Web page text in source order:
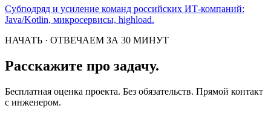
Субподряд и усиление команд российских ИТ-компаний:
Java/Kotlin, микросервисы, highload.
НАЧАТЬ · ОТВЕЧАЕМ ЗА 30 МИНУТ
Расскажите про задачу.
Бесплатная оценка проекта. Без обязательств. Прямой контакт
с инженером.